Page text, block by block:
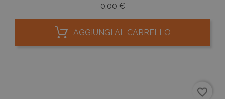
0,00 €Prezzo
AGGIUNGI AL CARRELLO
favorite_border